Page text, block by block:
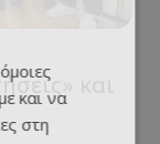
και
και να
στη